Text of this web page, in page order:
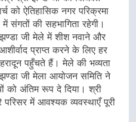
को ऐतिहासिक नगर परिक्रमा
संगतों की सहभागिता रहेगी।
झण्डा जी मेले में शीश नवाने और
प्राप्त करने के लिए हर
पहुँचते हैं। मेले की भव्यता
जी मेला आयोजन समिति ने
को अंतिम रूप दे दिया। श्री
में आवश्यक व्यवस्थाएँ पूरी